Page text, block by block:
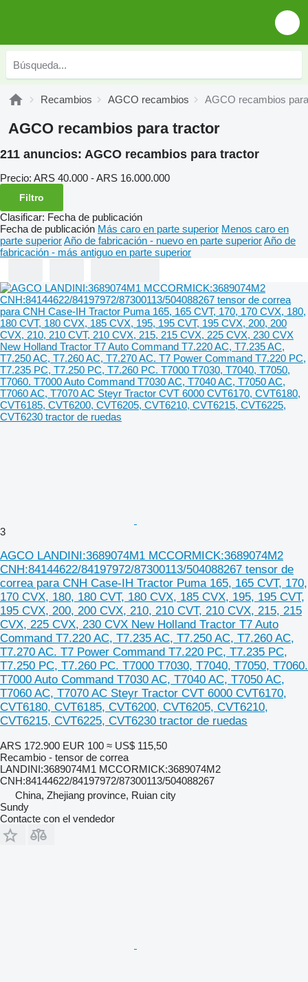
Recambios AGCO recambios AGCO recambios
AGCO recambios para tractor
211 anuncios: AGCO recambios para tractor
Precio: ARS 40.000 - ARS 16.000.000
Filtro
Clasificar: Fecha de publicación
Fecha de publicación Más caro en parte superior Menos caro en
parte superiorAño de fabricación - nuevo en parte superiorAño de
fabricación - más antiguo en parte superior
3
AGCO LANDINI:3689074M1 MCCORMICK:3689074M2
CNH:84144622/84197972/87300113/504088267 tensor de
correa para CNH Case-IH Tractor Puma 165, 165 CVT, 170,
170 CVX, 180, 180 CVT, 180 CVX, 185 CVX, 195, 195 CVT,
195 CVX, 200, 200 CVX, 210, 210 CVT, 210 CVX, 215, 215
CVX, 225 CVX, 230 CVX New Holland Tractor T7 Auto
Command T7.220 AC, T7.235 AC, T7.250 AC, T7.260 AC,
T7.270 AC. T7 Power Command T7.220 PC, T7.235 PC,
T7.250 PC, T7.260 PC. T7000 T7030, T7040, T7050, T7060.
T7000 Auto Command T7030 AC, T7040 AC, T7050 AC,
T7060 AC, T7070 AC Steyr Tractor CVT 6000 CVT6170,
CVT6180, CVT6185, CVT6200, CVT6205, CVT6210,
CVT6215, CVT6225, CVT6230 tractor de ruedas
ARS 172.900 EUR 100 ≈ US$ 115,50
Recambio - tensor de correa
LANDINI:3689074M1 MCCORMICK:3689074M2
CNH:84144622/84197972/87300113/504088267
China, Zhejiang province, Ruian city
Sundy
Contacte con el vendedor